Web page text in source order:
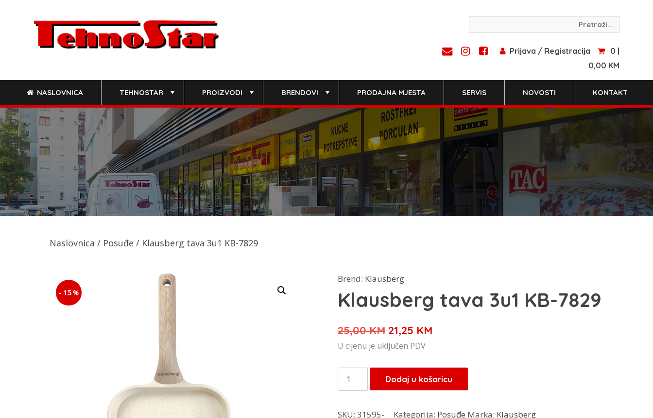
Prijava / Registracija
0 |
0,00 KM
NASLOVNICA TEHNOSTAR PROIZVODI BRENDOVI PRODAJNA MJESTA SERVIS NOVOSTI KONTAKT
Naslovnica / Posuđe / Klausberg tava 3u1 KB-7829
- 15 %
Brend: Klausberg
Klausberg tava 3u1 KB-7829
25,00KM Izvorna
cijena
je:
25,00 KM.
21,25 KMTrenutna
21,25 KM.
U cijenu je uključen PDV
Klausberg
tava
Dodaj u košaricu
SKU: 31595- Kategorija: Posuđe Marka: Klausberg